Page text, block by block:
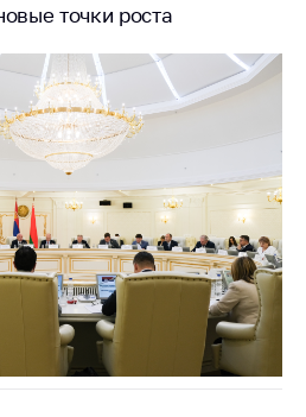
точки роста